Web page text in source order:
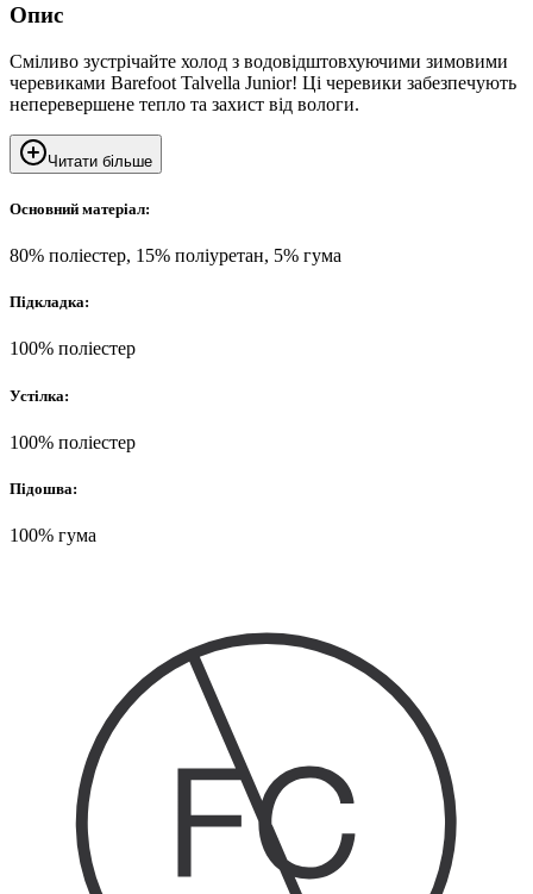
Опис
Сміливо зустрічайте холод з водовідштовхуючими зимовими
черевиками Barefoot Talvella Junior! Ці черевики забезпечують
неперевершене тепло та захист від вологи.
Читати більше
Основний матеріал:
80% поліестер, 15% поліуретан, 5% гума
Підкладка:
100% поліестер
Устілка:
100% поліестер
Підошва:
100% гума